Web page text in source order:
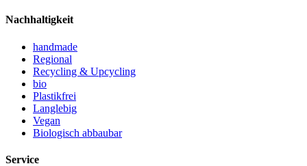
Nachhaltigkeit
handmade
Regional
Recycling & Upcycling
bio
Plastikfrei
Langlebig
Vegan
Biologisch abbaubar
Service